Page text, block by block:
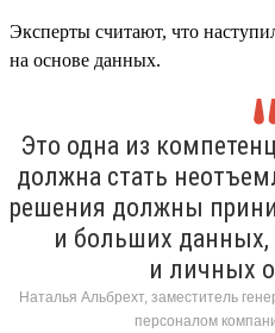
Эксперты считают, что
на основе данных.
Это одна из
должна стать
решения должны
и больших данных,
и личных
Наталья Альбрехт, заместитель
персоналом